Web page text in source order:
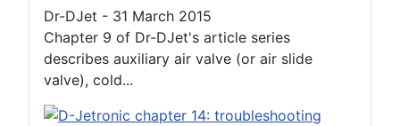
Dr-DJet - 31 March 2015
Chapter 9 of Dr-DJet's article series
describes auxiliary air valve (or air slide
valve), cold...